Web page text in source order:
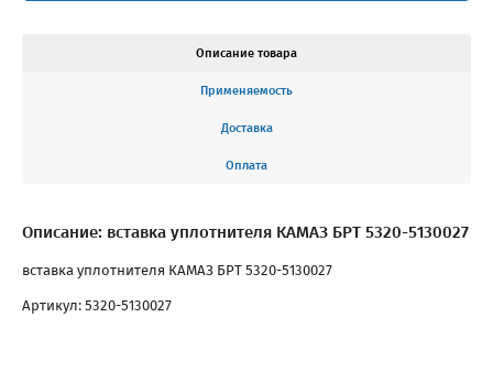
Описание товара
Применяемость
Доставка
Оплата
Описание: вставка уплотнителя КАМАЗ БРТ 5320-5130027
вставка уплотнителя КАМАЗ БРТ 5320-5130027
Артикул: 5320-5130027